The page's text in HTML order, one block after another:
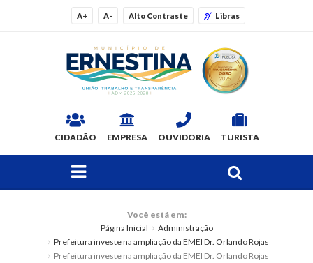
A+ A- Alto Contraste Libras
CIDADÃO EMPRESA OUVIDORIA TURISTA
Dados Gerais
Você está em:
Página Inicial
Administração
Prefeitura investe na ampliação da EMEI Dr. Orlando Rojas
Prefeitura investe na ampliação da EMEI Dr. Orlando Rojas